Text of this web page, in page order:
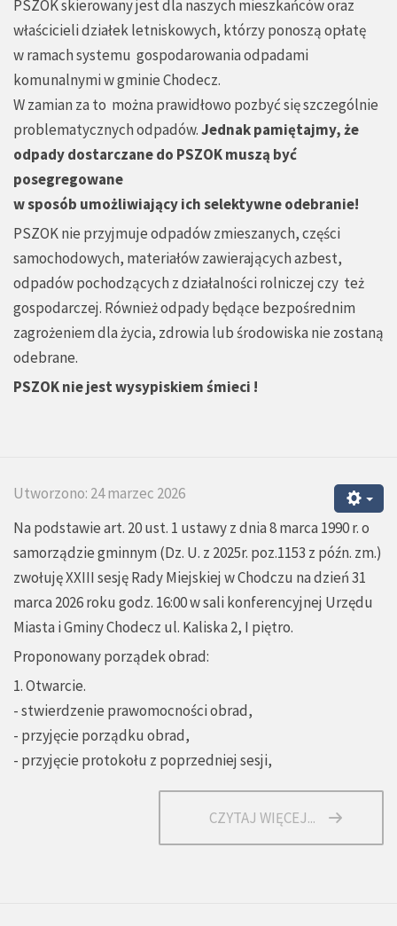
PSZOK skierowany jest dla naszych mieszkańców oraz
właścicieli działek letniskowych, którzy ponoszą opłatę
w ramach systemu gospodarowania odpadami
komunalnymi w gminie Chodecz.
W zamian za to można prawidłowo pozbyć się szczególnie
problematycznych odpadów.Jednak pamiętajmy, że
odpady dostarczane do PSZOK muszą być
posegregowane
w sposób umożliwiający ich selektywne odebranie!
PSZOK nie przyjmuje odpadów zmieszanych, części
samochodowych, materiałów zawierających azbest,
odpadów pochodzących z działalności rolniczej czy też
gospodarczej. Również odpady będące bezpośrednim
zagrożeniem dla życia, zdrowia lub środowiska nie zostaną
odebrane.
PSZOK nie jest wysypiskiem śmieci !
Utworzono: 24 marzec 2026
Na podstawie art. 20 ust. 1 ustawy z dnia 8 marca 1990 r. o
samorządzie gminnym (Dz. U. z 2025r. poz.1153 z późn. zm.)
zwołuję XXIII sesję Rady Miejskiej w Chodczu na dzień 31
marca 2026 roku godz. 16:00 w sali konferencyjnej Urzędu
Miasta i Gminy Chodecz ul. Kaliska 2, I piętro.
Proponowany porządek obrad:
1. Otwarcie.
- stwierdzenie prawomocności obrad,
- przyjęcie porządku obrad,
- przyjęcie protokołu z poprzedniej sesji,
CZYTAJ WIĘCEJ...